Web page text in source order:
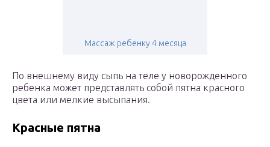
Массаж ребенку 4 месяца
По внешнему виду сыпь на теле у новорожденного
ребенка может представлять собой пятна красного
цвета или мелкие высыпания.
Красные пятна